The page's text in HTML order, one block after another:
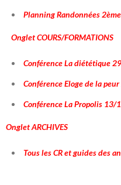
Planning Randonnées
Onglet COURS/FORMATIONS
Conférence La diététique
Conférence Eloge de la
Conférence La Propolis 13/
Onglet ARCHIVES
Tous les CR et guides des